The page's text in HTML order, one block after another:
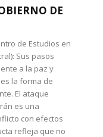
DE
de Estudios en
Sus pasos
a la paz y
la forma de
El ataque
es una
con efectos
refleja que no